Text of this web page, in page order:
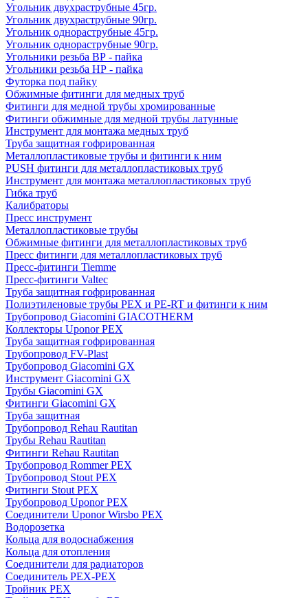
Угольник двухраструбные 45гр.
Угольник двухраструбные 90гр.
Угольник однораструбные 45гр.
Угольник однораструбные 90гр.
Угольники резьба ВР - пайка
Угольники резьба НР - пайка
Футорка под пайку
Обжимные фитинги для медных труб
Фитинги для медной трубы хромированные
Фитинги обжимные для медной трубы латунные
Инструмент для монтажа медных труб
Труба защитная гофрированная
Металлопластиковые трубы и фитинги к ним
PUSH фитинги для металлопластиковых труб
Инструмент для монтажа металлопластиковых труб
Гибка труб
Калибраторы
Пресс инструмент
Металлопластиковые трубы
Обжимные фитинги для металлопластиковых труб
Пресс фитинги для металлопластиковых труб
Пресс-фитинги Tiemme
Пресс-фитинги Valtec
Труба защитная гофрированная
Полиэтиленовые трубы PEX и PE-RT и фитинги к ним
Трубопровод Giacomini GIACOTHERM
Коллекторы Uponor PEX
Труба защитная гофрированная
Трубопровод FV-Plast
Трубопровод Giacomini GX
Инструмент Giacomini GX
Трубы Giacomini GX
Фитинги Giacomini GX
Труба защитная
Трубопровод Rehau Rautitan
Трубы Rehau Rautitan
Фитинги Rehau Rautitan
Трубопровод Rommer PEX
Трубопровод Stout PEX
Фитинги Stout PEX
Трубопровод Uponor PEX
Соединители Uponor Wirsbo PEX
Водорозетка
Кольца для водоснабжения
Кольца для отопления
Соединители для радиаторов
Соединитель PEX-PEX
Тройник PEX